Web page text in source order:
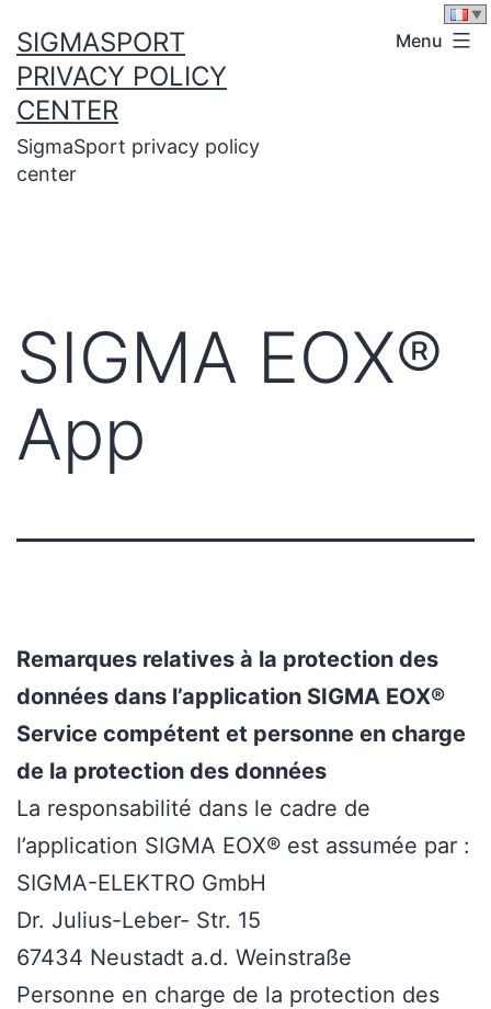
to
content
SIGMASPORT
PRIVACY POLICY
CENTER
SigmaSport privacy policy
center
Menu
SIGMA EOX®
App
Remarques relatives à la protection des
données dans l’application SIGMA EOX®
Service compétent et personne en charge
de la protection des données
La responsabilité dans le cadre de
l’application SIGMA EOX® est assumée par :
SIGMA-ELEKTRO GmbH
Dr. Julius-Leber- Str. 15
67434 Neustadt a.d. Weinstraße
Personne en charge de la protection des